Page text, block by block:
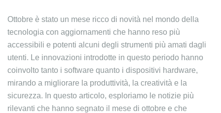
Ottobre è stato un mese ricco di novità nel mondo della
tecnologia con aggiornamenti che hanno reso più
accessibili e potenti alcuni degli strumenti più amati dagli
utenti. Le innovazioni introdotte in questo periodo hanno
coinvolto tanto i software quanto i dispositivi hardware,
mirando a migliorare la produttività, la creatività e la
sicurezza. In questo articolo, esploriamo le notizie più
rilevanti che hanno segnato il mese di ottobre e che